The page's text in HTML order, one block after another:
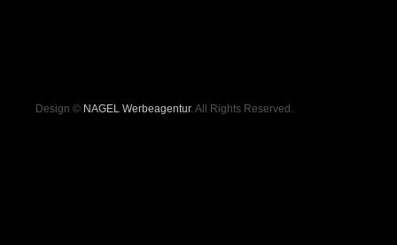
Design © NAGEL Werbeagentur. All Rights Reserved.